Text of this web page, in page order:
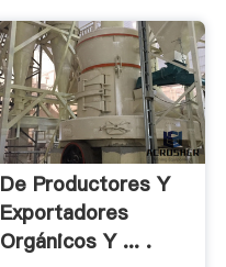
De Productores Y
Exportadores
Orgánicos Y ... .